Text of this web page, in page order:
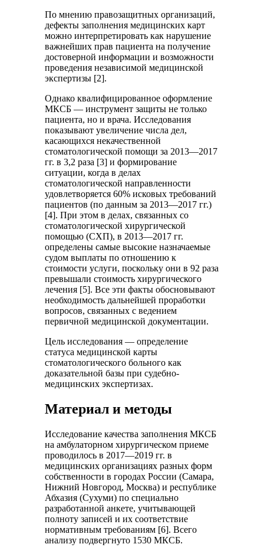
По мнению правозащитных организаций,
дефекты заполнения медицинских карт
можно интерпретировать как нарушение
важнейших прав пациента на получение
достоверной информации и возможности
проведения независимой медицинской
экспертизы [2].
Однако квалифицированное оформление
МКСБ — инструмент защиты не только
пациента, но и врача. Исследования
показывают увеличение числа дел,
касающихся некачественной
стоматологической помощи за 2013—2017
гг. в 3,2 раза [3] и формирование
ситуации, когда в делах
стоматологической направленности
удовлетворяется 60% исковых требований
пациентов (по данным за 2013—2017 гг.)
[4]. При этом в делах, связанных со
стоматологической хирургической
помощью (СХП), в 2013—2017 гг.
определены самые высокие назначаемые
судом выплаты по отношению к
стоимости услуги, поскольку они в 92 раза
превышали стоимость хирургического
лечения [5]. Все эти факты обосновывают
необходимость дальнейшей проработки
вопросов, связанных с ведением
первичной медицинской документации.
Цель исследования — определение
статуса медицинской карты
стоматологического больного как
доказательной базы при судебно-
медицинских экспертизах.
Материал и методы
Исследование качества заполнения МКСБ
на амбулаторном хирургическом приеме
проводилось в 2017—2019 гг. в
медицинских организациях разных форм
собственности в городах России (Самара,
Нижний Новгород, Москва) и республике
Абхазия (Сухуми) по специально
разработанной анкете, учитывающей
полноту записей и их соответствие
нормативным требованиям [6]. Всего
анализу подвергнуто 1530 МКСБ.